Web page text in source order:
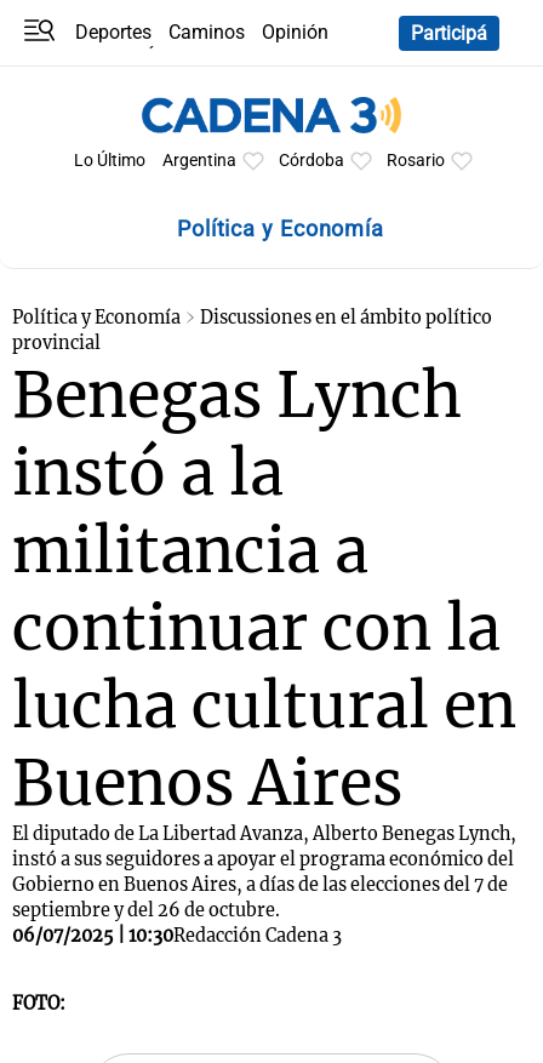
Deportes Caminos
Opinión
Participá
Lo Último Argentina Córdoba Rosario
Política y Economía
Política y Economía
Discussiones en el ámbito político
provincial
Benegas Lynch
instó a la
militancia a
continuar con la
lucha cultural en
Buenos Aires
El diputado de La Libertad Avanza, Alberto Benegas Lynch,
instó a sus seguidores a apoyar el programa económico del
Gobierno en Buenos Aires, a días de las elecciones del 7 de
septiembre y del 26 de octubre.
06/07/2025 | 10:30Redacción Cadena 3
FOTO: